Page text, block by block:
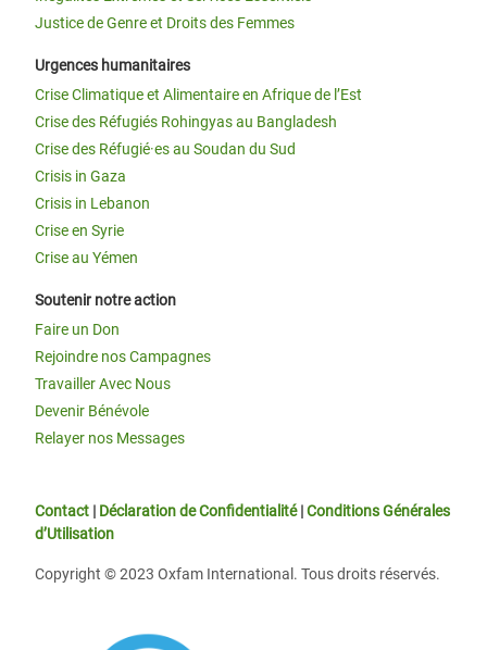
Justice de Genre et Droits des Femmes
Urgences humanitaires
Crise Climatique et Alimentaire en Afrique de l’Est
Crise des Réfugiés Rohingyas au Bangladesh
Crise des Réfugié·es au Soudan du Sud
Crisis in Gaza
Crisis in Lebanon
Crise en Syrie
Crise au Yémen
Soutenir notre action
Faire un Don
Rejoindre nos Campagnes
Travailler Avec Nous
Devenir Bénévole
Relayer nos Messages
Contact | Déclaration de Confidentialité|Conditions Générales
d’Utilisation
Copyright © 2023 Oxfam International. Tous droits réservés.